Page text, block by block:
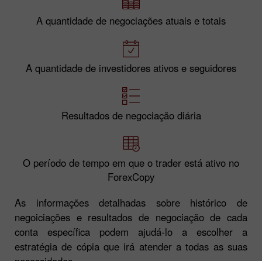
A quantidade de negociações atuais e totais
A quantidade de investidores ativos e seguidores
Resultados de negociação diária
O período de tempo em que o trader está ativo no
ForexCopy
As informações detalhadas sobre histórico de
negoiciações e resultados de negociação de cada
conta específica podem ajudá-lo a escolher a
estratégia de cópia que irá atender a todas as suas